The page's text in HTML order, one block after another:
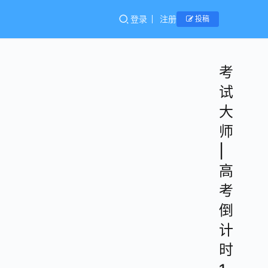
登录 注册 投稿
考
试
大
师
高
考
倒
计
时